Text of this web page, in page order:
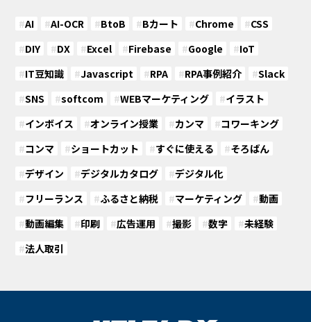
#AI #AI-OCR #BtoB #Bカート #Chrome #CSS
#DIY #DX #Excel #Firebase #Google #IoT
#IT豆知識 #Javascript #RPA #RPA事例紹介 #Slack
#SNS #softcom #WEBマーケティング #イラスト
#インボイス #オンライン授業 #カンマ #コワーキング
#コンマ #ショートカット #すぐに使える #そろばん
#デザイン #デジタルカタログ #デジタル化
#フリーランス #ふるさと納税 #マーケティング #動画
#動画編集 #印刷 #広告運用 #撮影 #数字 #未経験
#法人取引